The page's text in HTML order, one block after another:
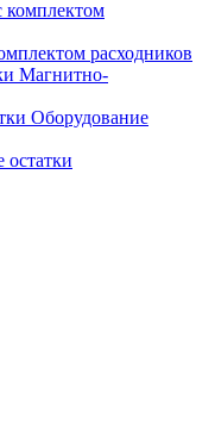
расходников
Магнитно-
Оборудование
остатки